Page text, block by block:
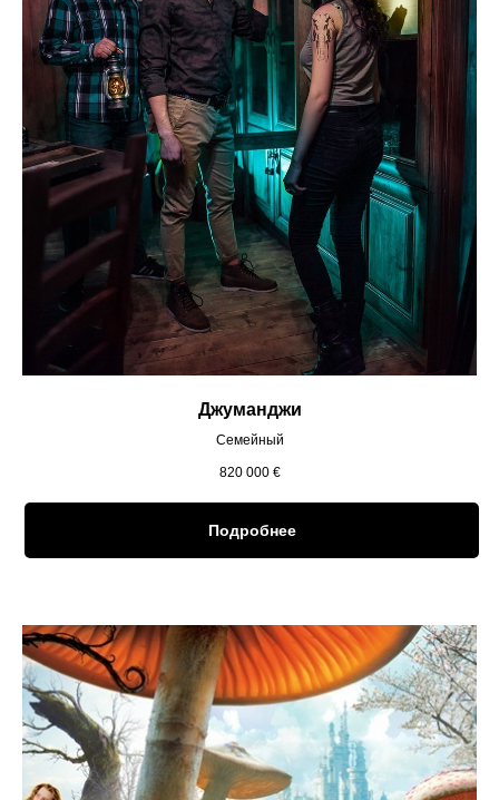
Джуманджи
Семейный
820 000 €
Подробнее